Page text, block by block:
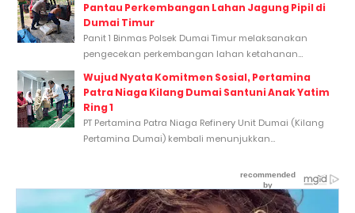
Pantau Perkembangan Lahan Jagung Pipil di
Dumai Timur
Panit 1 Binmas Polsek Dumai Timur melaksanakan
pengecekan perkembangan lahan ketahanan...
Wujud Nyata Komitmen Sosial, Pertamina
Patra Niaga Kilang Dumai Santuni Anak Yatim
Ring 1
PT Pertamina Patra Niaga Refinery Unit Dumai (Kilang
Pertamina Dumai) kembali menunjukkan...